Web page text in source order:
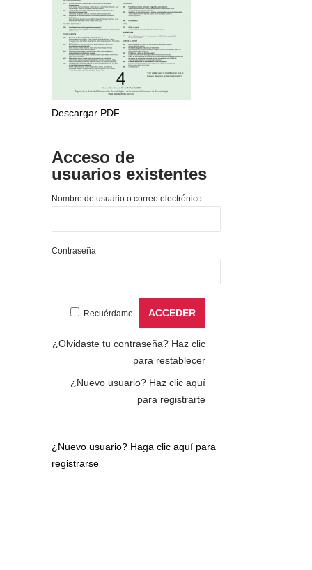
Descargar PDF
Acceso de
usuarios existentes
Nombre de usuario o correo electrónico
Contraseña
Recuérdame
¿Olvidaste tu contraseña? Haz clic
para restablecer
¿Nuevo usuario? Haz clic aquí
para registrarte
¿Nuevo usuario? Haga clic aquí para
registrarse